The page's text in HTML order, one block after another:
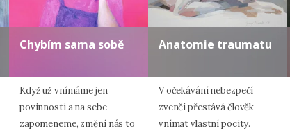
Chybím sama sobě
Když už vnímáme jen
povinnosti a na sebe
zapomeneme, změní nás to
Anatomie traumatu
V očekávání nebezpečí
zvenčí přestává člověk
vnímat vlastní pocity.